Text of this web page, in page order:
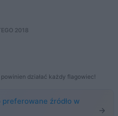
2018
działać każdy flagowiec!
preferowane źródło w